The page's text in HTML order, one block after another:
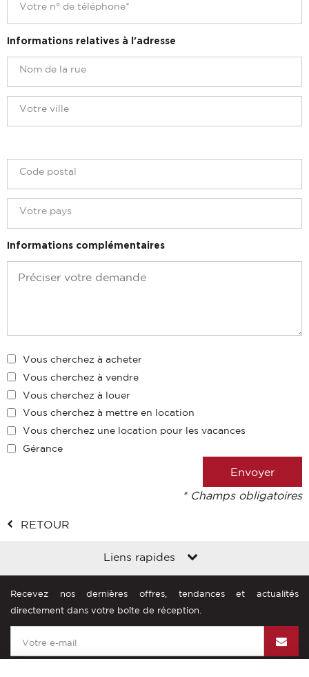
Informations relatives à l'adresse
Informations complémentaires
Vous cherchez à acheter
Vous cherchez à vendre
Vous cherchez à louer
Vous cherchez à mettre en location
Vous cherchez une location pour les vacances
Gérance
* Champs obligatoires
RETOUR
Liens rapides
Recevez nos dernières offres, tendances et actualités
directement dans votre boîte de réception.